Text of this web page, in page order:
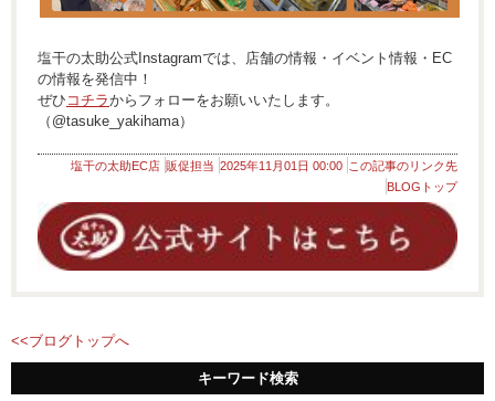
塩干の太助公式Instagramでは、店舗の情報・イベント情報・EC
の情報を発信中！
ぜひ コチラからフォローをお願いいたします。
（@tasuke_yakihama）
塩干の太助EC店 販促担当 2025年11月01日 00:00 この記事のリンク先
BLOGトップ
<<ブログトップへ
キーワード検索